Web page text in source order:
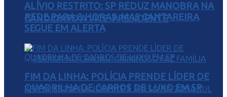
CANDIDATO A VICE-PRESIDENTE
ALÍVIO RESTRITO: SP REDUZ MANOBRA NA
REDE PARA 8 HORAS, MAS CANTAREIRA
SEGUE EM ALERTA
FIM DA LINHA: POLÍCIA PRENDE LÍDER DE
QUADRILHA DE CARROS DE LUXO EM SP